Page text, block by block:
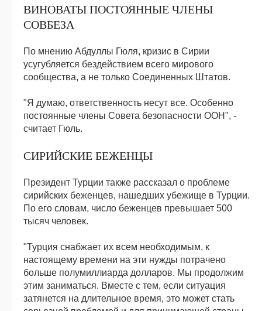
ВИНОВАТЫ ПОСТОЯННЫЕ ЧЛЕНЫ
СОВБЕЗА
По мнению Абдуллы Гюля, кризис в Сирии
усугубляется бездействием всего мирового
сообщества, а не только Соединенных Штатов.
"Я думаю, ответственность несут все. Особенно
постоянные члены Совета безопасности ООН", -
считает Гюль.
СИРИЙСКИЕ БЕЖЕНЦЫ
Президент Турции также рассказал о проблеме
сирийских беженцев, нашедших убежище в Турции.
По его словам, число беженцев превышает 500
тысяч человек.
"Турция снабжает их всем необходимым, к
настоящему времени на эти нужды потрачено
больше полумиллиарда долларов. Мы продолжим
этим заниматься. Вместе с тем, если ситуация
затянется на длительное время, это может стать